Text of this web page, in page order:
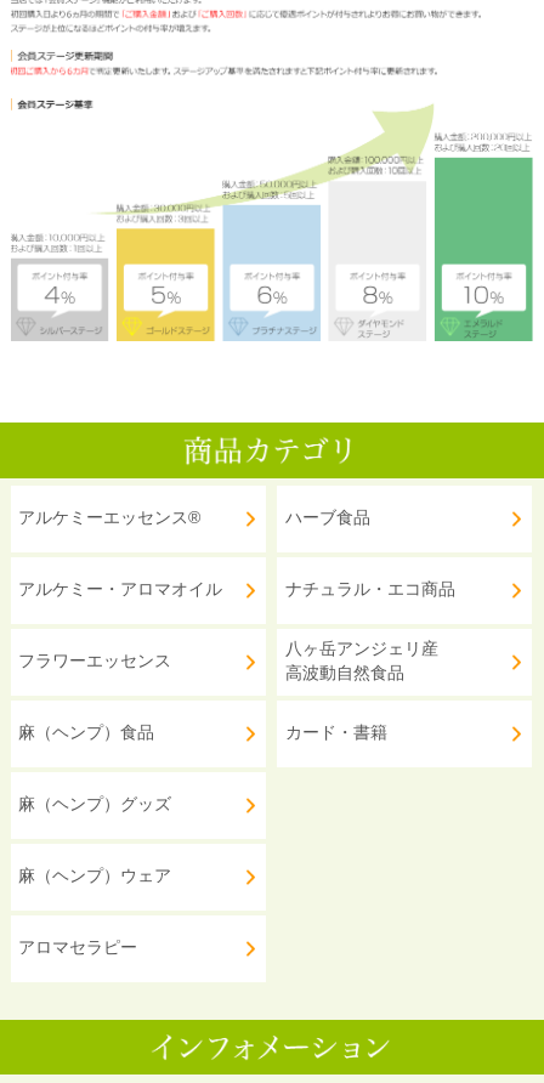
アルケミーエッセンス®
アルケミー・アロマオイル
フラワーエッセンス
麻（ヘンプ）食品
麻（ヘンプ）グッズ
麻（ヘンプ）ウェア
アロマセラピー
ハーブ食品
ナチュラル・エコ商品
八ヶ岳アンジェリ産
高波動自然食品
カード・書籍